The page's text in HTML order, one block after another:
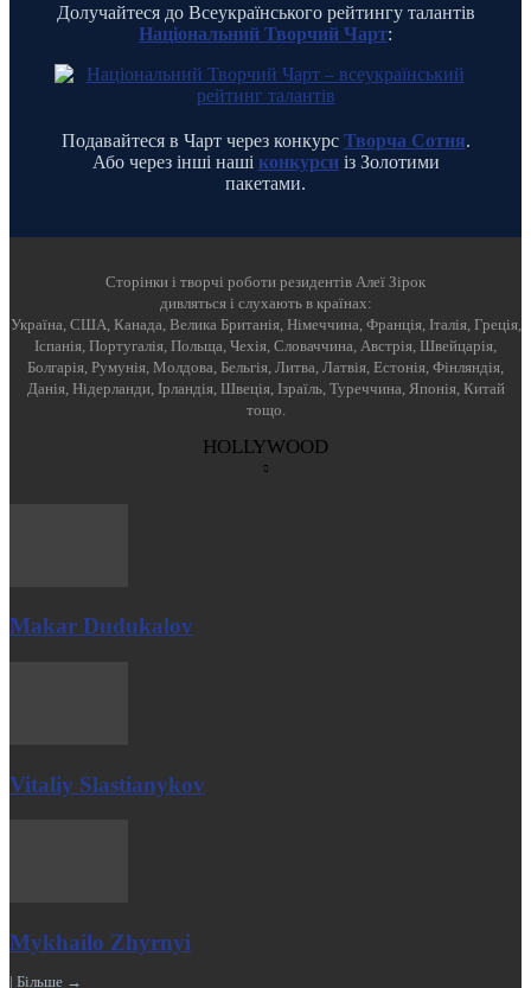
Долучайтеся до Всеукраїнського рейтингу талантів
Національний Творчий Чарт:
Подавайтеся в Чарт через конкурс Творча Сотня.
Або через інші наші конкурсиіз Золотими
пакетами.
Cторінки і творчі роботи резидентів Алеї Зірок
дивляться і слухають в країнах:
Україна, США, Канада, Велика Британія, Німеччина, Франція, Італія, Греція,
Іспанія, Португалія, Польща, Чехія, Словаччина, Австрія, Швейцарія,
Болгарія, Румунія, Молдова, Бельгія, Литва, Латвія, Естонія, Фінляндія,
Данія, Нідерланди, Ірландія, Швеція, Ізраїль, Туреччина, Японія, Китай
тощо.
HOLLYWOOD
Makar Dudukalov
Vitaliy Slastianykov
Mykhailo Zhyrnyi
| Більше →